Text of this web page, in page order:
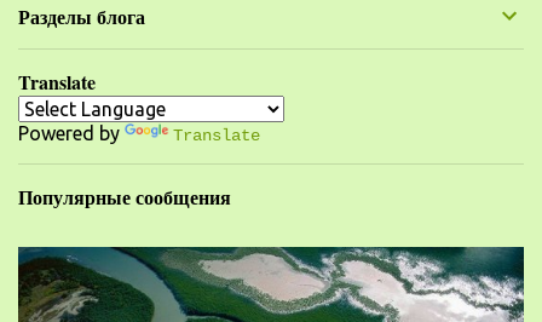
т
р
и
и
Разделы блога
Translate
Powered by Translate
Популярные сообщения